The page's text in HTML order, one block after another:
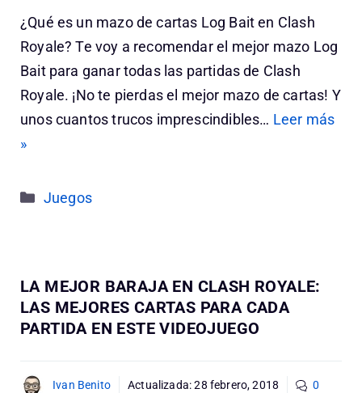
¿Qué es un mazo de cartas Log Bait en Clash
Royale? Te voy a recomendar el mejor mazo Log
Bait para ganar todas las partidas de Clash
Royale. ¡No te pierdas el mejor mazo de cartas! Y
unos cuantos trucos imprescindibles… Leer más
»
Categorías
Juegos
LA MEJOR BARAJA EN CLASH ROYALE:
LAS MEJORES CARTAS PARA CADA
PARTIDA EN ESTE VIDEOJUEGO
Ivan Benito Actualizada:28 febrero, 2018 0